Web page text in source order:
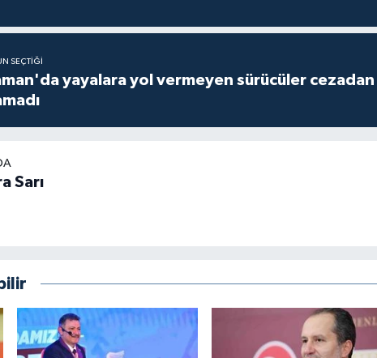
SEÇTIĞI
yayalara yol vermeyen sürücüler cezadan
Sarı